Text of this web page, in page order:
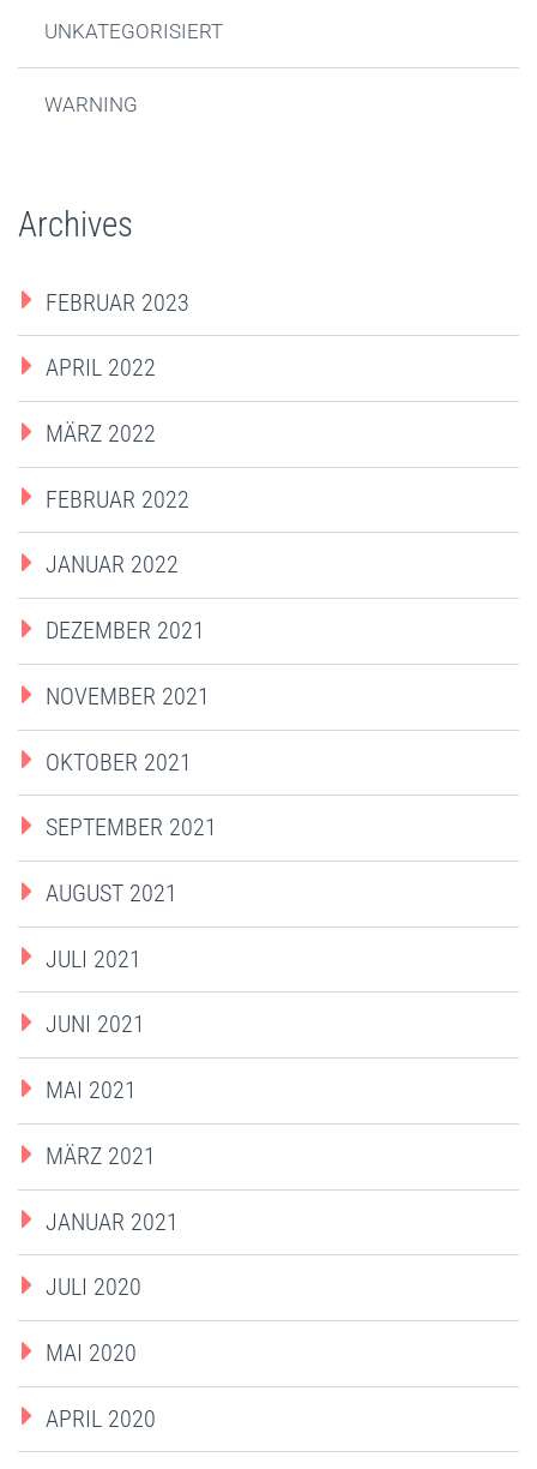
UNKATEGORISIERT
WARNING
Archives
FEBRUAR 2023
APRIL 2022
MÄRZ 2022
FEBRUAR 2022
JANUAR 2022
DEZEMBER 2021
NOVEMBER 2021
OKTOBER 2021
SEPTEMBER 2021
AUGUST 2021
JULI 2021
JUNI 2021
MAI 2021
MÄRZ 2021
JANUAR 2021
JULI 2020
MAI 2020
APRIL 2020